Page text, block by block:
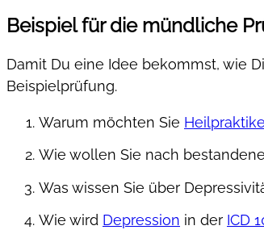
Beispiel für die mündliche
Damit Du eine Idee bekommst, wie
Beispielprüfung.
Warum möchten Sie
Wie wollen Sie nach
Was wissen Sie über
Wie wird Depression in der ICD